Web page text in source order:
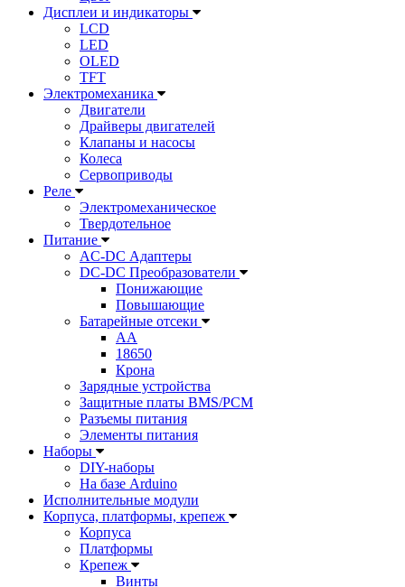
Дисплеи и индикаторы
LCD
LED
OLED
TFT
Электромеханика
Двигатели
Драйверы двигателей
Клапаны и насосы
Колеса
Сервоприводы
Реле
Электромеханическое
Твердотельное
Питание
AC-DC Адаптеры
DC-DC Преобразователи
Понижающие
Повышающие
Батарейные отсеки
AA
18650
Крона
Зарядные устройства
Защитные платы BMS/PCM
Разъемы питания
Элементы питания
Наборы
DIY-наборы
На базе Arduino
Исполнительные модули
Корпуса, платформы, крепеж
Корпуса
Платформы
Крепеж
Винты